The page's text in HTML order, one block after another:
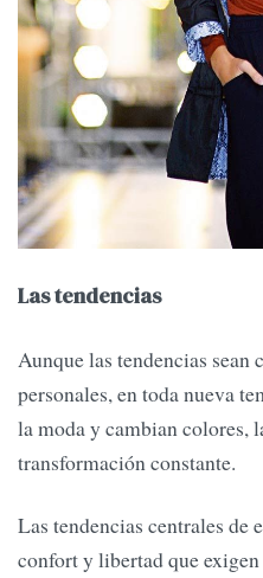
Las tendencias
Aunque las tendencias sean
personales, en toda nueva
la moda y cambian colores,
transformación constante.
Las tendencias centrales de
confort y libertad que